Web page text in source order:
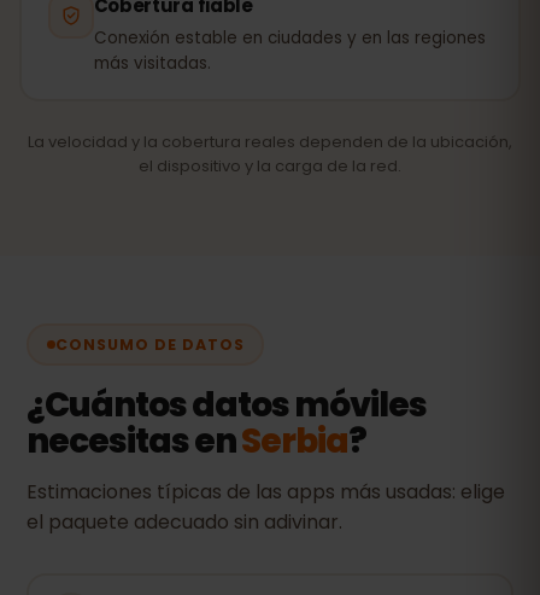
Conexión estable en ciudades y en las regiones
más visitadas.
La velocidad y la cobertura reales dependen de la ubicación,
el dispositivo y la carga de la red.
CONSUMO DE DATOS
¿Cuántos datos móviles
necesitas enSerbia?
Estimaciones típicas de las apps más usadas: elige
el paquete adecuado sin adivinar.